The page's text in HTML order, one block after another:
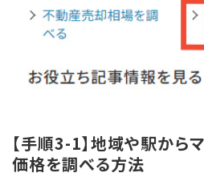
【手順3-1】地域や駅から
価格を調べる方法